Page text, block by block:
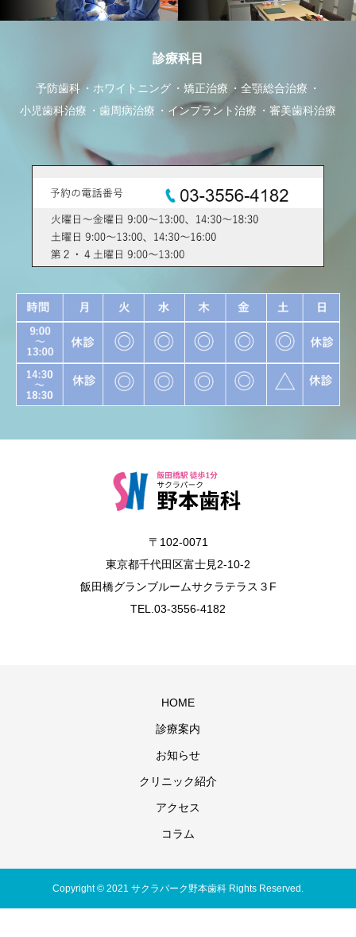
診療科目
予防歯科 ホワイトニング 矯正治療
全顎総合治療
小児歯科治療
歯周病治療 インプラント治療 審美歯科治療
〒102-0071
東京都千代田区富士見2-10-2
飯田橋グランブルームサクラテラス３F
TEL.03-3556-4182
HOME
診療案内
お知らせ
クリニック紹介
アクセス
コラム
Copyright © 2021 サクラパーク野本歯科 Rights Reserved.